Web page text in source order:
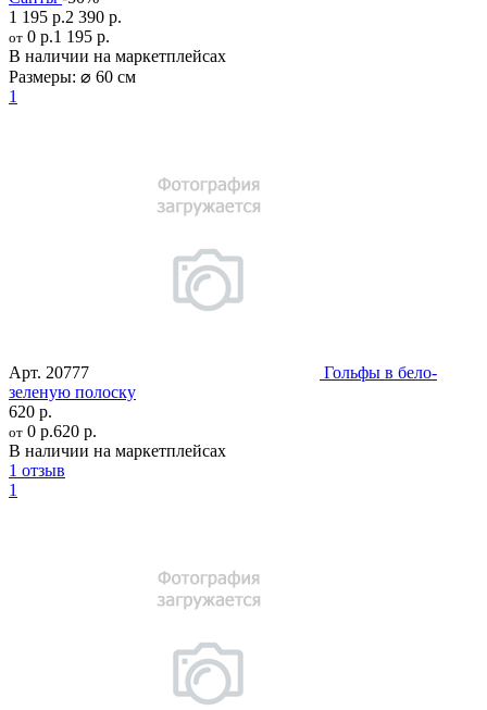
1 195 р.2 390 р.
от 0 р.1 195 р.
В наличии на маркетплейсах
Размеры: ⌀ 60 см
1
Арт. 20777
Гольфы в бело-
зеленую полоску
620 р.
от 0 р.620 р.
В наличии на маркетплейсах
1 отзыв
1